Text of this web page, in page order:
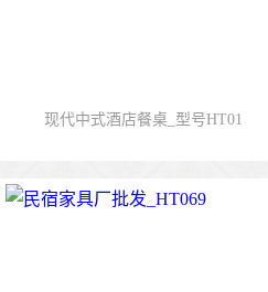
现代中式酒店餐桌_型号HT01